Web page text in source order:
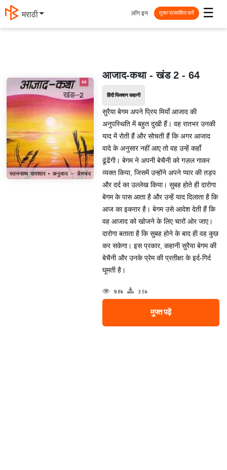
मराठी ☰
लॉग इन मुक्त प्रकाशित करें
आजाद-कथा - खंड 2 - 64
हिंदी फिक्शन कहानी
सुरैया बेगम अपने प्रिय मियाँ आजाद की
अनुपस्थिति में बहुत दुखी हैं। वह रातभर उनकी
याद में रोती हैं और सोचती हैं कि अगर आजाद
वादे के अनुसार नहीं आए तो वह उन्हें कहाँ
ढूंढेंगी। बेगम ने अपनी बेचैनी को गज़ल गाकर
व्यक्त किया, जिसमें उन्होंने अपने प्यार की तड़प
और दर्द का उल्लेख किया। सुबह होते ही दारोगा
बेगम के पास आता है और उन्हें याद दिलाता है कि
आज का इकरार है। बेगम उसे आदेश देती हैं कि
वह आजाद को खोजने के लिए चारों ओर जाए।
दारोगा बताता है कि सुबह होने के बाद ही वह कुछ
कर सकेगा। इस प्रकार, कहानी सुरैया बेगम की
बेचैनी और उनके प्रेम की प्रतीक्षा के इर्द-गिर्द
घूमती है।
9.8k 3.5k
मुफ्त पढ़ें